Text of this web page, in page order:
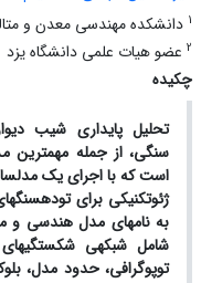
1 دانشکده مهندسی معدن و
2 عضو هیات علمی دانشگاه یزد
چکیده
تحلیلپایداری شیب
سنگی، از جمله
است که با اجرای یک
ژئوتکنیکی برای
به نام­های مدل هندسی و
شامل شبکه­ی
توپوگرافی، حدود مدل،